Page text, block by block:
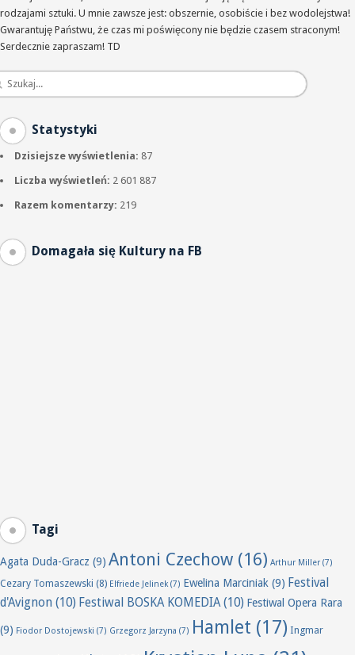
rodzajami sztuki. U mnie zawsze jest: obszernie, osobiście i bez wodolejstwa!
Gwarantuję Państwu, że czas mi poświęcony nie będzie czasem straconym!
Serdecznie zapraszam! TD
Statystyki
Dzisiejsze wyświetlenia: 87
Liczba wyświetleń: 2 601 887
Razem komentarzy: 219
Domagała się Kultury na FB
Tagi
Agata Duda-Gracz (9) Antoni Czechow (16) Arthur Miller (7)
Cezary Tomaszewski (8) Elfriede Jelinek(7) Ewelina Marciniak (9) Festival
d'Avignon (10) Festiwal BOSKA KOMEDIA(10) Festiwal Opera Rara
(9) Fiodor Dostojewski (7) Grzegorz Jarzyna (7) Hamlet (17) Ingmar